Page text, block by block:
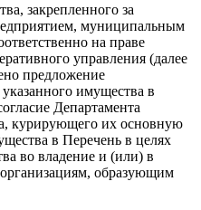
закрепленного за
муниципальным
на праве
управления (далее
предложение
имущества в
Департамента
курирующего их основную
в Перечень в целях
во владение и (или) в
образующим